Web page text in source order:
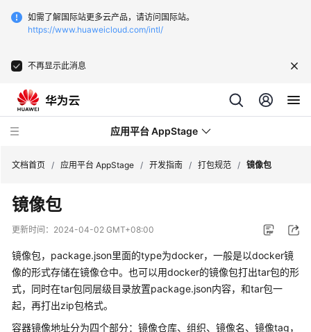
如需了解国际站更多云产品，请访问国际站。
https://www.huaweicloud.com/intl/
不再显示此消息
应用平台 AppStage
最
新
态
产
品
文档首页 / 应用平台 AppStage / 开发指南 / 打包规范 / 镜像包
镜像包
更新时间： 2024-04-02 GMT+08:00
镜像包，package.json里面的type为docker，一般是以docker镜
像的形式存储在镜像仓中。也可以用docker的镜像包打出tar包的形
式，同时在tar包同层级目录放置package.json内容，和tar包一
起，再打出zip包格式。
容器镜像地址分为四个部分：镜像仓库、组织、镜像名、镜像tag，